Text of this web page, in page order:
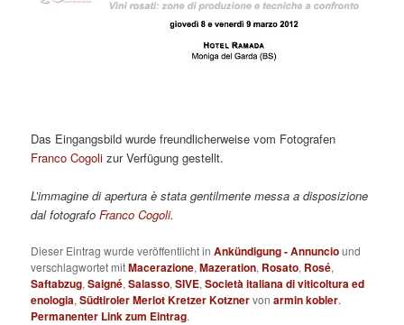
Das Eingangsbild wurde freundlicherweise vom Fotografen
Franco Cogoli zur Verfügung gestellt.
L’immagine di apertura è stata gentilmente messa a disposizione
dal fotografoFranco Cogoli.
Dieser Eintrag wurde veröffentlicht inAnkündigung - Annunciound
verschlagwortet mitMacerazione,Mazeration, Rosato, Rosé,
Saftabzug,Saigné,Salasso,SIVE,Società italiana di viticoltura ed
enologia,Südtiroler Merlot Kretzer Kotznervonarmin kobler.
Permanenter Link zum Eintrag.